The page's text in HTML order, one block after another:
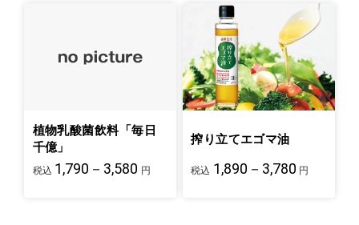
植物乳酸菌飲料「毎日
千億」
税込 1,790－3,580 円
搾り立てエゴマ油
税込 1,890－3,780 円